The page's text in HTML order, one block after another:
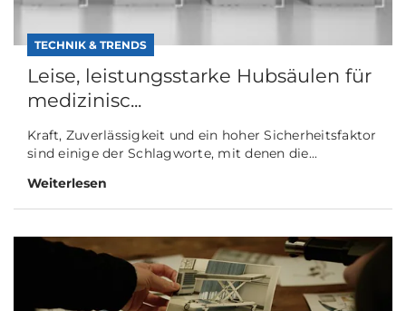
TECHNIK & TRENDS
Leise, leistungsstarke Hubsäulen für
medizinisc...
Kraft, Zuverlässigkeit und ein hoher Sicherheitsfaktor
sind einige der Schlagworte, mit denen die...
Weiterlesen